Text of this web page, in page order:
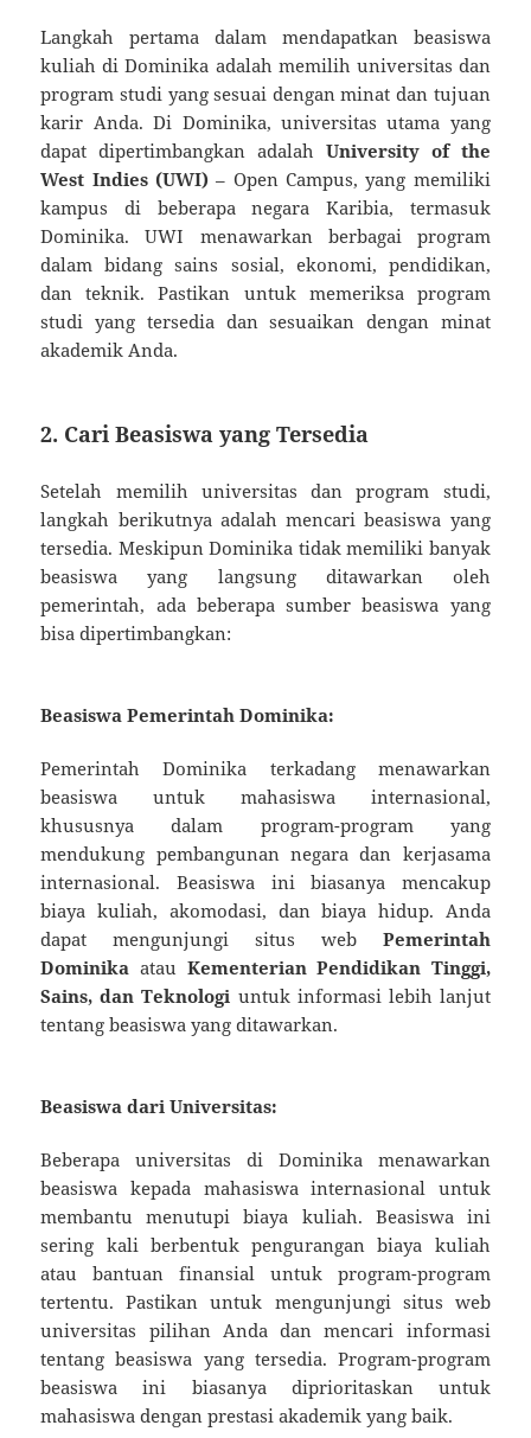
Langkah pertama dalam mendapatkan beasiswa
kuliah di Dominika adalah memilih universitas dan
program studi yang sesuai dengan minat dan tujuan
karir Anda. Di Dominika, universitas utama yang
dapat dipertimbangkan adalah University of the
West Indies (UWI) – Open Campus, yang memiliki
kampus di beberapa negara Karibia, termasuk
Dominika. UWI menawarkan berbagai program
dalam bidang sains sosial, ekonomi, pendidikan,
dan teknik. Pastikan untuk memeriksa program
studi yang tersedia dan sesuaikan dengan minat
akademik Anda.
2. Cari Beasiswa yang Tersedia
Setelah memilih universitas dan program studi,
langkah berikutnya adalah mencari beasiswa yang
tersedia. Meskipun Dominika tidak memiliki banyak
beasiswa yang langsung ditawarkan oleh
pemerintah, ada beberapa sumber beasiswa yang
bisa dipertimbangkan:
Beasiswa Pemerintah Dominika:
Pemerintah Dominika terkadang menawarkan
beasiswa untuk mahasiswa internasional,
khususnya dalam program-program yang
mendukung pembangunan negara dan kerjasama
internasional. Beasiswa ini biasanya mencakup
biaya kuliah, akomodasi, dan biaya hidup. Anda
dapat mengunjungi situs web Pemerintah
Dominika atau Kementerian Pendidikan Tinggi,
Sains, dan Teknologi untuk informasi lebih lanjut
tentang beasiswa yang ditawarkan.
Beasiswa dari Universitas:
Beberapa universitas di Dominika menawarkan
beasiswa kepada mahasiswa internasional untuk
membantu menutupi biaya kuliah. Beasiswa ini
sering kali berbentuk pengurangan biaya kuliah
atau bantuan finansial untuk program-program
tertentu. Pastikan untuk mengunjungi situs web
universitas pilihan Anda dan mencari informasi
tentang beasiswa yang tersedia. Program-program
beasiswa ini biasanya diprioritaskan untuk
mahasiswa dengan prestasi akademik yang baik.